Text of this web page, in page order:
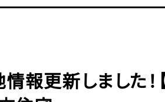
情報更新しました